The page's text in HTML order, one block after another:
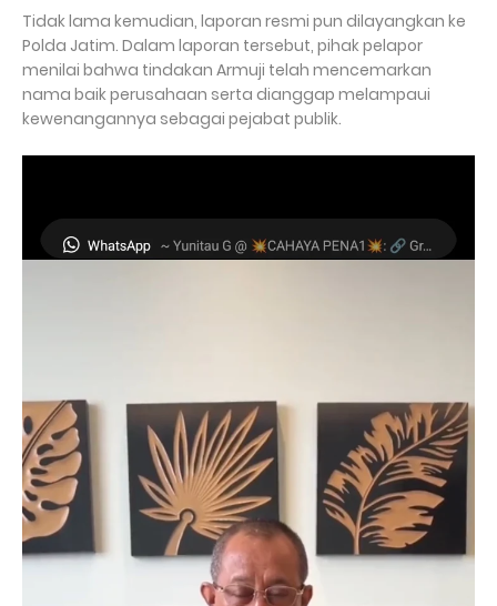
Tidak lama kemudian, laporan resmi pun dilayangkan ke
Polda Jatim. Dalam laporan tersebut, pihak pelapor
menilai bahwa tindakan Armuji telah mencemarkan
nama baik perusahaan serta dianggap melampaui
kewenangannya sebagai pejabat publik.